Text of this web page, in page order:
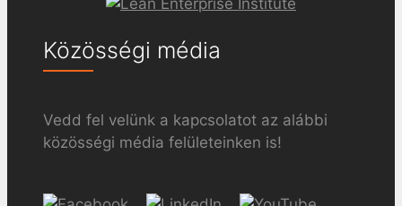
Közösségi média
Vedd fel velünk a kapcsolatot az alábbi
közösségi média felületeinken is!